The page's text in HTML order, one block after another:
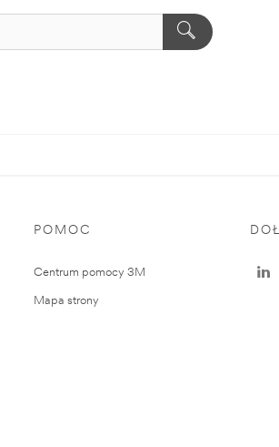
POMOC
Centrum pomocy 3M
Mapa strony